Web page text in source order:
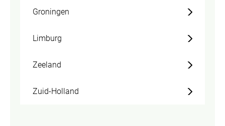
Groningen
Limburg
Zeeland
Zuid-Holland